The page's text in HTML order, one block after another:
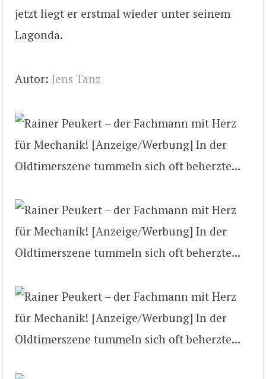
jetzt liegt er erstmal wieder unter seinem
Lagonda.
Autor: Jens Tanz